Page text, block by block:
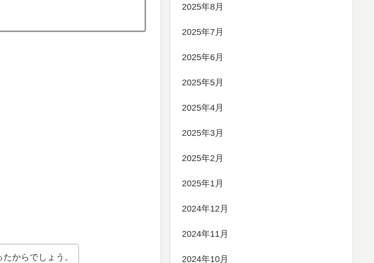
からでしょう。
2025年8月
2025年7月
2025年6月
2025年5月
2025年4月
2025年3月
2025年2月
2025年1月
2024年12月
2024年11月
2024年10月